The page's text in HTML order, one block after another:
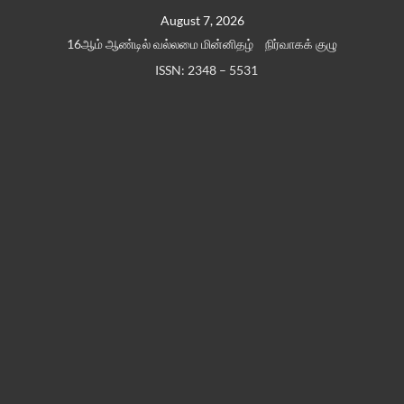
August 7, 2026
16ஆம் ஆண்டில் வல்லமை மின்னிதழ்
நிர்வாகக் குழு
ISSN: 2348 – 5531